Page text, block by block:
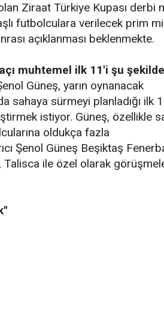
Ziraat Türkiye Kupası derbi
futbolculara verilecek prim
açıklanması beklenmekte.
muhtemel ilk 11'i şu şekilde
Güneş, yarın oynanacak
sahaya sürmeyi planladığı ilk
istiyor. Güneş, özellikle
oldukça fazla
Şenol Güneş Beşiktaş
Talisca ile özel olarak